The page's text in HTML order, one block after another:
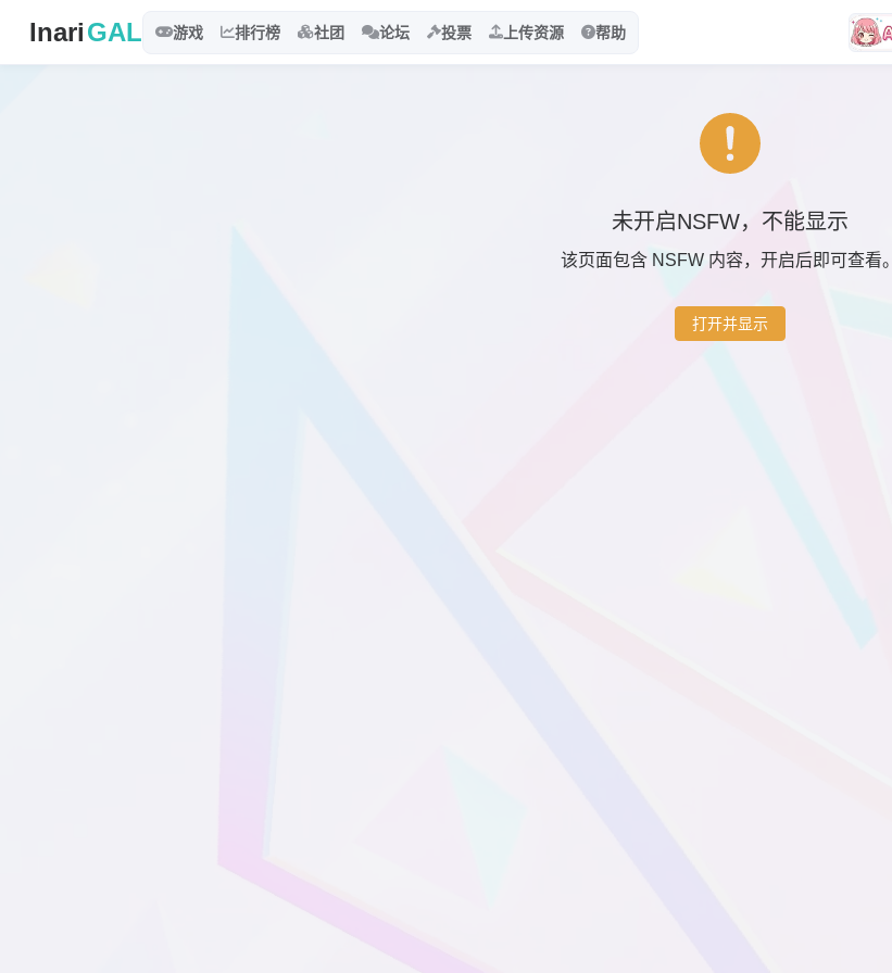
InariGAL 游戏 排行榜 社团 论坛 投票 上传资源 帮助
未开启NSFW，不能显示
该页面包含 NSFW 内容，开启后即可查看。
打开并显示